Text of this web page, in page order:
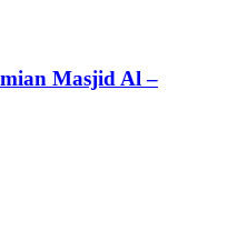
Masjid Al –